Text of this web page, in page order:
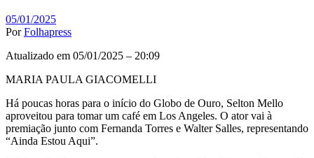
05/01/2025
Por Folhapress
Atualizado em 05/01/2025 – 20:09
MARIA PAULA GIACOMELLI
Há poucas horas para o início do Globo de Ouro, Selton Mello
aproveitou para tomar um café em Los Angeles. O ator vai à
premiação junto com Fernanda Torres e Walter Salles, representando
“Ainda Estou Aqui”.